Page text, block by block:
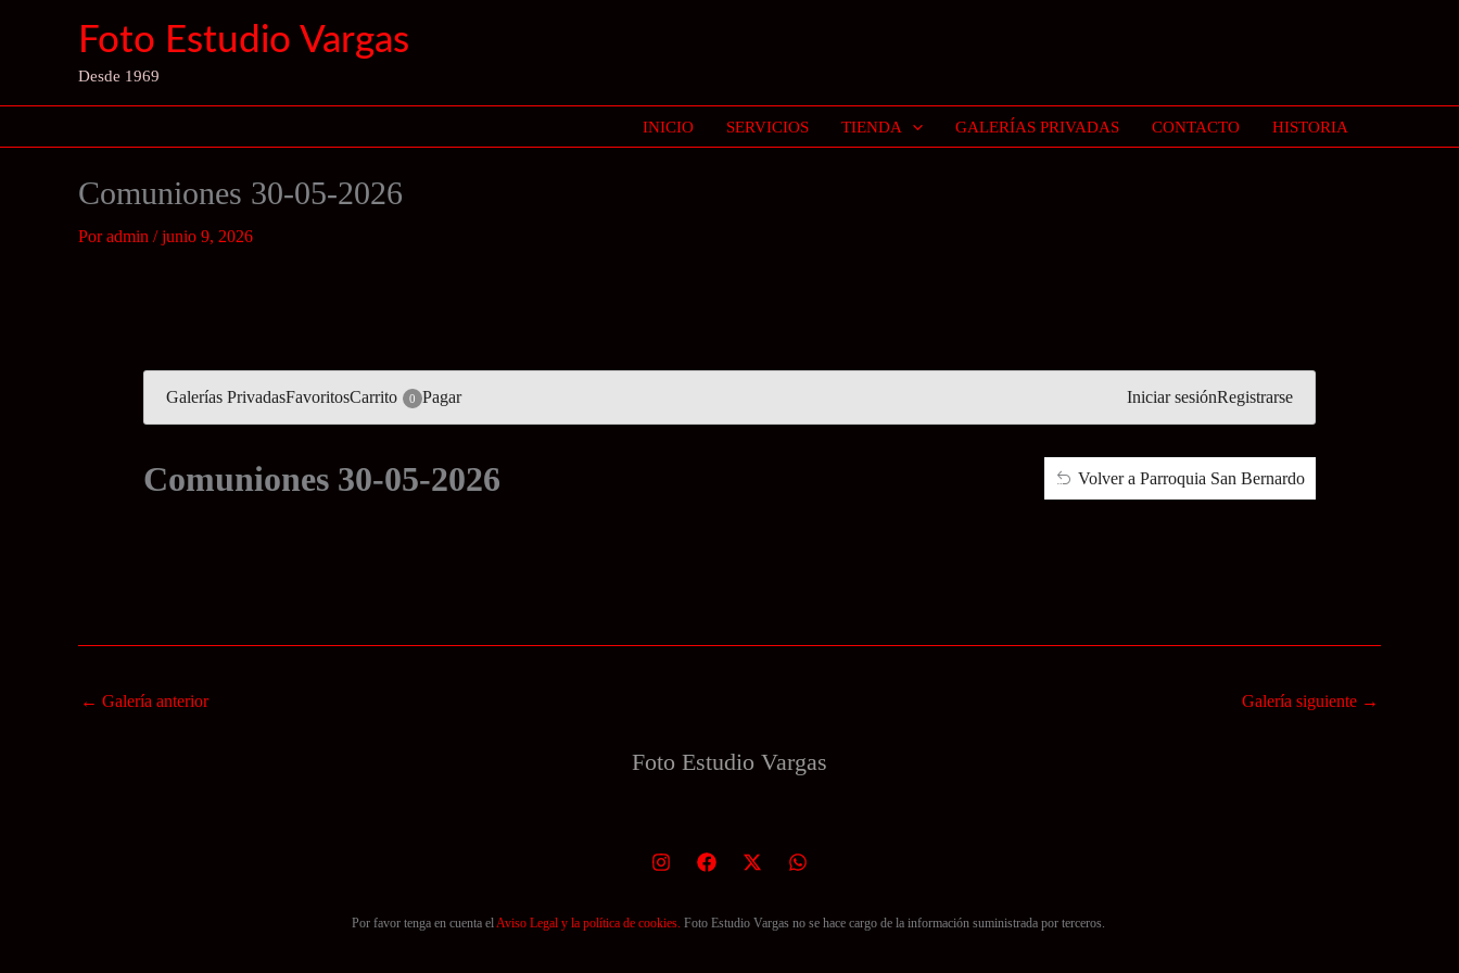
Foto Estudio Vargas
Desde 1969
INICIO SERVICIOS TIENDA GALERÍAS PRIVADAS CONTACTO HISTORIA
Comuniones 30-05-2026
Poradmin /junio 9, 2026
Galerías PrivadasFavoritosCarrito 0 Pagar Iniciar sesiónRegistrarse
Comuniones 30-05-2026
Volver a Parroquia San Bernardo
← Galería anterior Galería siguiente →
Foto Estudio Vargas
Por favor tenga en cuenta elAviso Legal y la política de cookies. Foto Estudio Vargas no se hace cargo de la información suministrada por terceros.